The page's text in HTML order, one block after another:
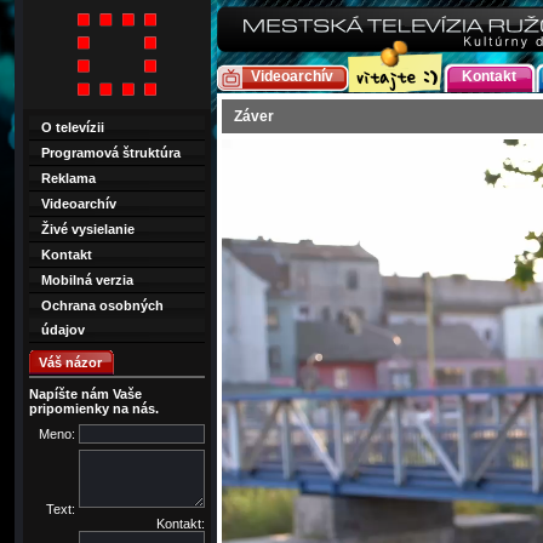
Videoarchív Kontakt
Záver
O televízii
Programová štruktúra
Reklama
Videoarchív
Živé vysielanie
Kontakt
Mobilná verzia
Ochrana osobných
údajov
Váš názor
Napíšte nám Vaše
pripomienky na nás.
Meno:
Text:
Kontakt: